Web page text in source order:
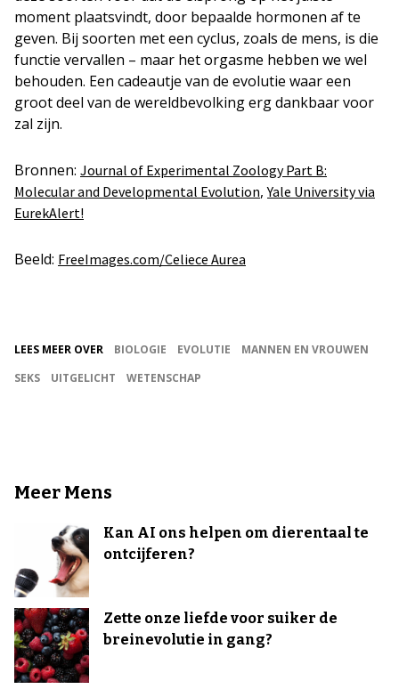
moment plaatsvindt, door bepaalde hormonen af te
geven. Bij soorten met een cyclus, zoals de mens, is die
functie vervallen – maar het orgasme hebben we wel
behouden. Een cadeautje van de evolutie waar een
groot deel van de wereldbevolking erg dankbaar voor
zal zijn.
Bronnen: Journal of Experimental Zoology Part B:
Molecular and Developmental Evolution,Yale University via
EurekAlert!
Beeld: FreeImages.com/Celiece Aurea
LEES MEER OVER BIOLOGIE EVOLUTIE
MANNEN EN VROUWEN
SEKS
UITGELICHT WETENSCHAP
Meer Mens
Kan AI ons helpen om dierentaal te
ontcijferen?
Zette onze liefde voor suiker de
breinevolutie in gang?